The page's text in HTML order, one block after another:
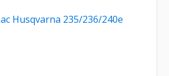
Husqvarna 235/236/240e